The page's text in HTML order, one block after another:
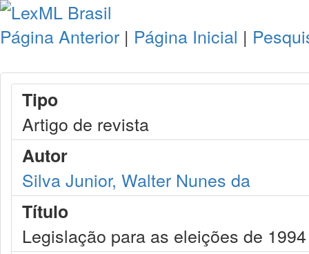
Página Anterior | Página Inicial |
Tipo
Artigo de revista
Autor
Silva Junior, Walter Nunes da
Título
Legislação para as eleições de 1994